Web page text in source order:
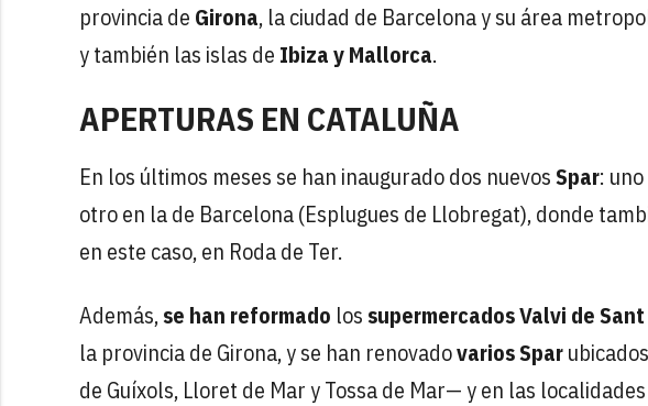
provincia de Girona, la ciudad de Barcelona y su área
y también las islas de Ibiza y Mallorca.
APERTURAS EN CATALUÑA
En los últimos meses se han inaugurado dos nuevosSpar:
otro en la de Barcelona (Esplugues de Llobregat), donde
en este caso, en Roda de Ter.
Además,se han reformado los supermercados Valvi de
la provincia de Girona, y se han renovadovarios Spar
de Guíxols, Lloret de Mar y Tossa de Mar— y en las